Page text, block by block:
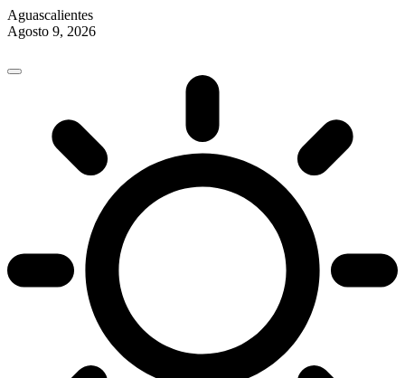
Aguascalientes
Agosto 9, 2026
content